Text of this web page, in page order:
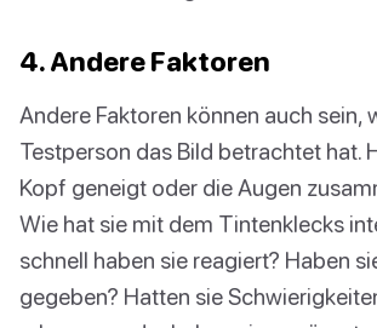
4. Andere Faktoren
Andere Faktoren können auch sein,
Testperson das Bild betrachtet hat.
Kopf geneigt oder die Augen
Wie hat sie mit dem Tintenklecks
schnell haben sie reagiert? Haben
gegeben? Hatten sie